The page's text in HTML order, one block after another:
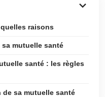
raisons
mutuelle santé
santé : les règles
sa mutuelle santé